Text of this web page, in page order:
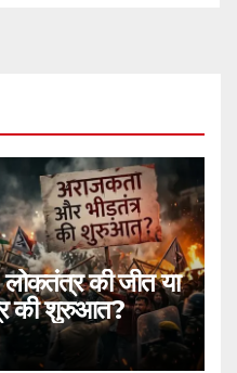
की जीत या
की शुरुआत?